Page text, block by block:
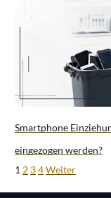
Smartphone
eingezogen werden?
1 2 34Weiter